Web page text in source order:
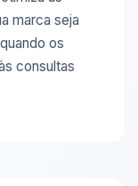
marca seja
os
consultas